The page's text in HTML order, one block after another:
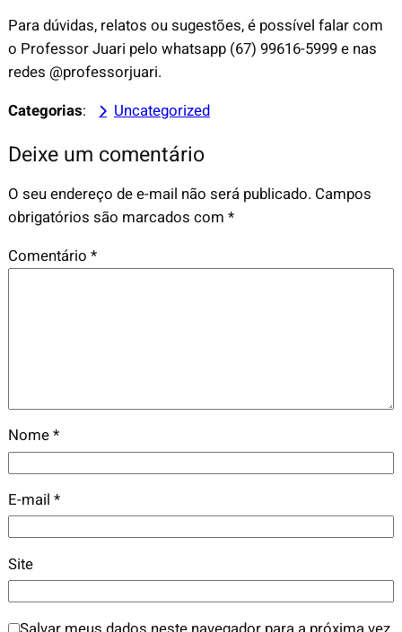
Para dúvidas, relatos ou sugestões, é possível falar com
o Professor Juari pelo whatsapp (67) 99616-5999 e nas
redes @professorjuari.
Categorias: Uncategorized
Deixe um comentário
O seu endereço de e-mail não será publicado. Campos
obrigatórios são marcados com *
Comentário *
Nome*
E-mail *
Site